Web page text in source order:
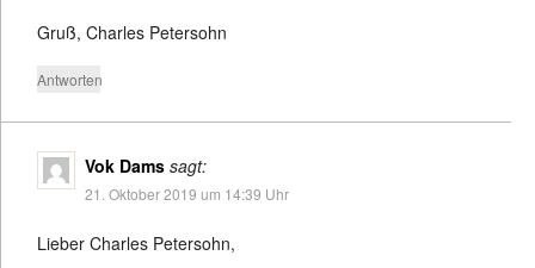
Gruß, Charles Petersohn
Antworten
Vok Dams sagt:
21. Oktober 2019 um 14:39 Uhr
Lieber Charles Petersohn,